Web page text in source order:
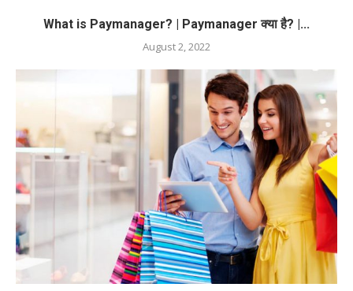
What is Paymanager? | Paymanager क्या है? |...
August 2, 2022